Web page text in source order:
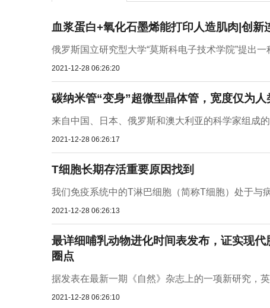
血浆蛋白+氧化石墨烯能打印人造肌肉|创新
俄罗斯国立研究型大学“莫斯科电子技术学院”提出
2021-12-28 06:26:20
碳纳米管“变身”超微型晶体管，宽度仅为
来自中国、日本、俄罗斯和澳大利亚的科学家组成
2021-12-28 06:26:17
T细胞长期存活重要原因找到
我们免疫系统中的T淋巴细胞（简称T细胞）处于与
2021-12-28 06:26:13
最详细哺乳动物进化时间表发布，证实现
圈点
据发表在最新一期《自然》杂志上的一项新研究，
2021-12-28 06:26:10